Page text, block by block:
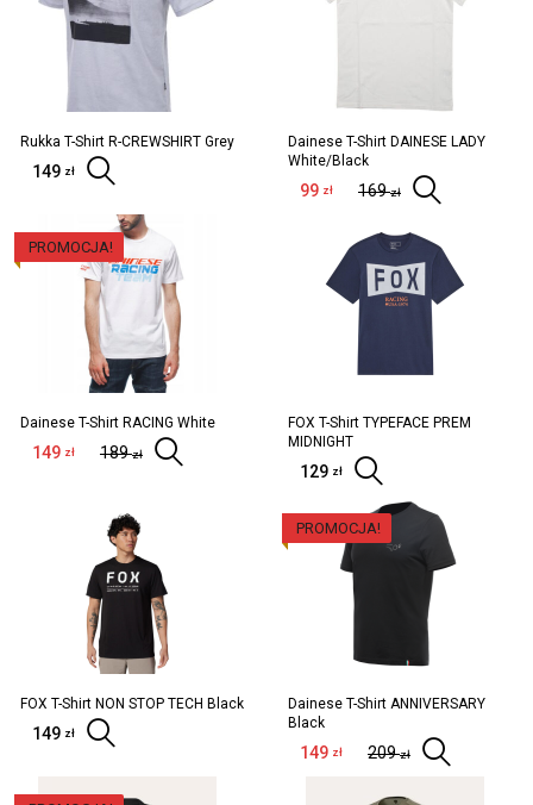
Rukka T-Shirt R-CREWSHIRT Grey
149 zł
Dainese T-Shirt DAINESE LADY
White/Black
169zł
99 zł
PROMOCJA!
Dainese T-Shirt RACING White
189zł
149 zł Wybierz opcje
FOX T-Shirt TYPEFACE PREM
MIDNIGHT
129 zł
FOX T-Shirt NON STOP TECH Black
149 zł
PROMOCJA!
Dainese T-Shirt ANNIVERSARY
Black
209zł
149 zł